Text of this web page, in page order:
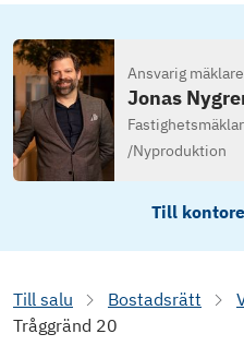
Ansvarig mäklare
Jonas
/Nyproduktion
Till
Till salu Bostadsrätt
Tråggränd 20